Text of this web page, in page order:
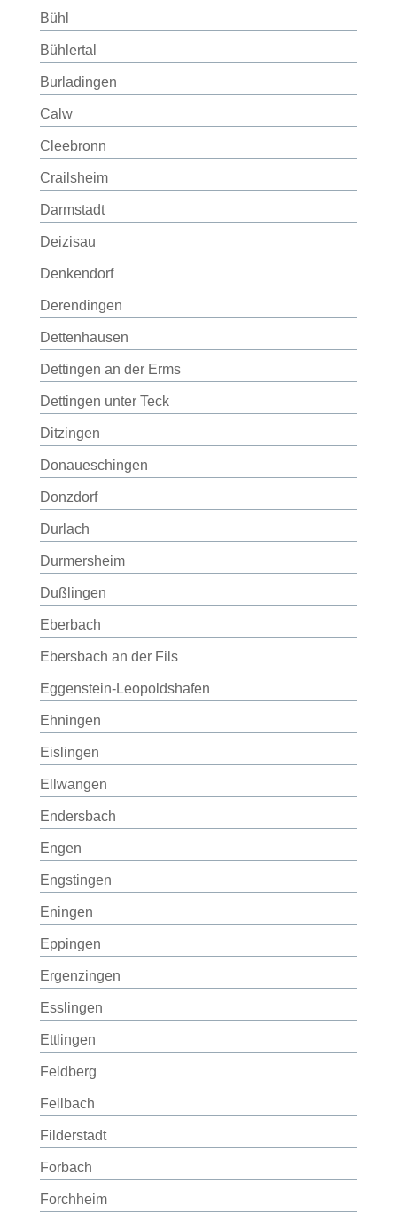
Bühl
Bühlertal
Burladingen
Calw
Cleebronn
Crailsheim
Darmstadt
Deizisau
Denkendorf
Derendingen
Dettenhausen
Dettingen an der Erms
Dettingen unter Teck
Ditzingen
Donaueschingen
Donzdorf
Durlach
Durmersheim
Dußlingen
Eberbach
Ebersbach an der Fils
Eggenstein-Leopoldshafen
Ehningen
Eislingen
Ellwangen
Endersbach
Engen
Engstingen
Eningen
Eppingen
Ergenzingen
Esslingen
Ettlingen
Feldberg
Fellbach
Filderstadt
Forbach
Forchheim